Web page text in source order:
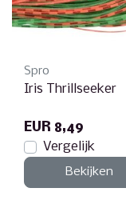
Spro
Iris Thrillseeker
EUR 8,49
Vergelijk
Bekijken